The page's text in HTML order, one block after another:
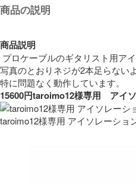
商品の説明
商品説明
プロケーブルのギタリスト用ア
写真のとおりネジが2本足らない
15600円taroimo12様専用　アイ
taroimo12様専用 アイソレーショ